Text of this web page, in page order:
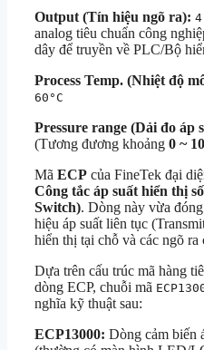
Output (Tín hiệu ngõ ra):
analog tiêu chuẩn công
dây để truyền về PLC/Bộ
Process Temp. (Nhiệt độ
60°C
Pressure range (Dải đo áp
(Tương đương khoảng 0 ~
Mã ECP của FineTek đại
Công tắc áp suất hiển thị
Switch). Dòng này vừa
hiệu áp suất liên tục
hiển thị tại chỗ và các ngõ ra
Dựa trên cấu trúc mã hàng
dòng ECP, chuỗi mã
nghĩa kỹ thuật sau:
ECP13000: Dòng cảm biến